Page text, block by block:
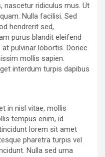
nascetur ridiculus mus. Ut
Nulla facilisi. Sed
hendrerit sed,
purus blandit eleifend
pulvinar lobortis. Donec
mollis sapien.
interdum turpis dapibus
in nisl vitae, mollis
tempus enim, id
lorem sit amet
pharetra turpis vel
Nulla sed urna